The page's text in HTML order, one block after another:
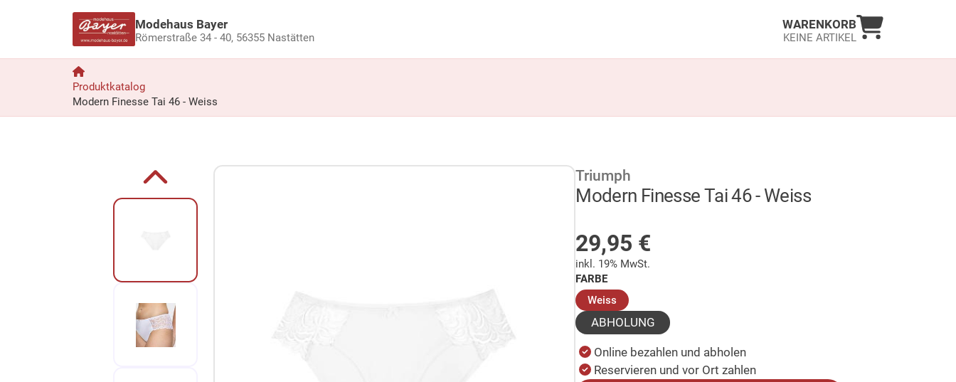
Modehaus Bayer
Römerstraße 34 - 40, 56355 Nastätten
WARENKORB
KEINE ARTIKEL
Warenkorb
Produktkatalog
Modern Finesse Tai 46 - Weiss
Zur Produktbeschreibung springen Triumph
Modern Finesse Tai 46 - Weiss
29,95 €
inkl. 19% MwSt.
FARBE
Weiss (ausgewählt)
ABHOLUNG
Online bezahlen und abholen
Reservieren und vor Ort zahlen